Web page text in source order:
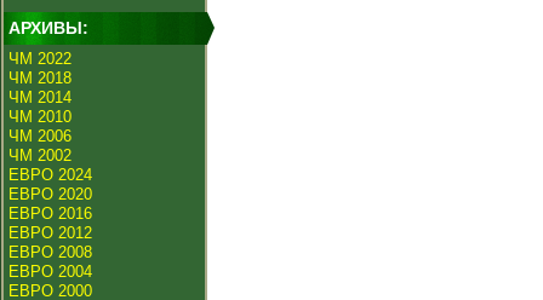
АРХИВЫ:
ЧМ 2022
ЧМ 2018
ЧМ 2014
ЧМ 2010
ЧМ 2006
ЧМ 2002
ЕВРО 2024
ЕВРО 2020
ЕВРО 2016
ЕВРО 2012
ЕВРО 2008
ЕВРО 2004
ЕВРО 2000